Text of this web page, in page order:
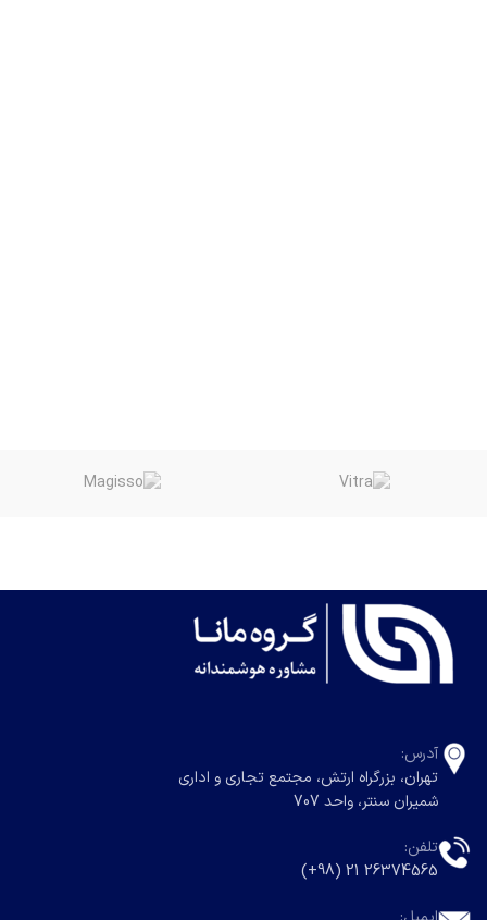
آدرس:
تهران، بزرگراه ارتش، مجتمع تجاری و اداری
شمیران سنتر، واحد 707
تلفن:
26374565 21 (98+)